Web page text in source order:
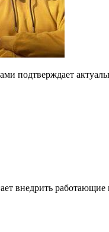
подтверждает
внедрить